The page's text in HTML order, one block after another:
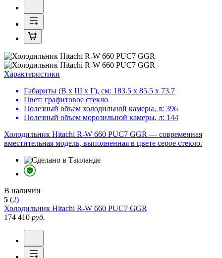
Характеристики
Габариты (В х Ш х Г), см: 183.5 х 85.5 х 73.7
Цвет: графитовое стекло
Полезный объем холодильной камеры, л: 396
Полезный объем морозильной камеры, л: 144
Холодильник Hitachi R-W 660 PUC7 GGR — современная
вместительная модель, выполненная в цвете серое стекло.
В наличии
5 (2)
Холодильник Hitachi R-W 660 PUC7 GGR
174 410 руб.